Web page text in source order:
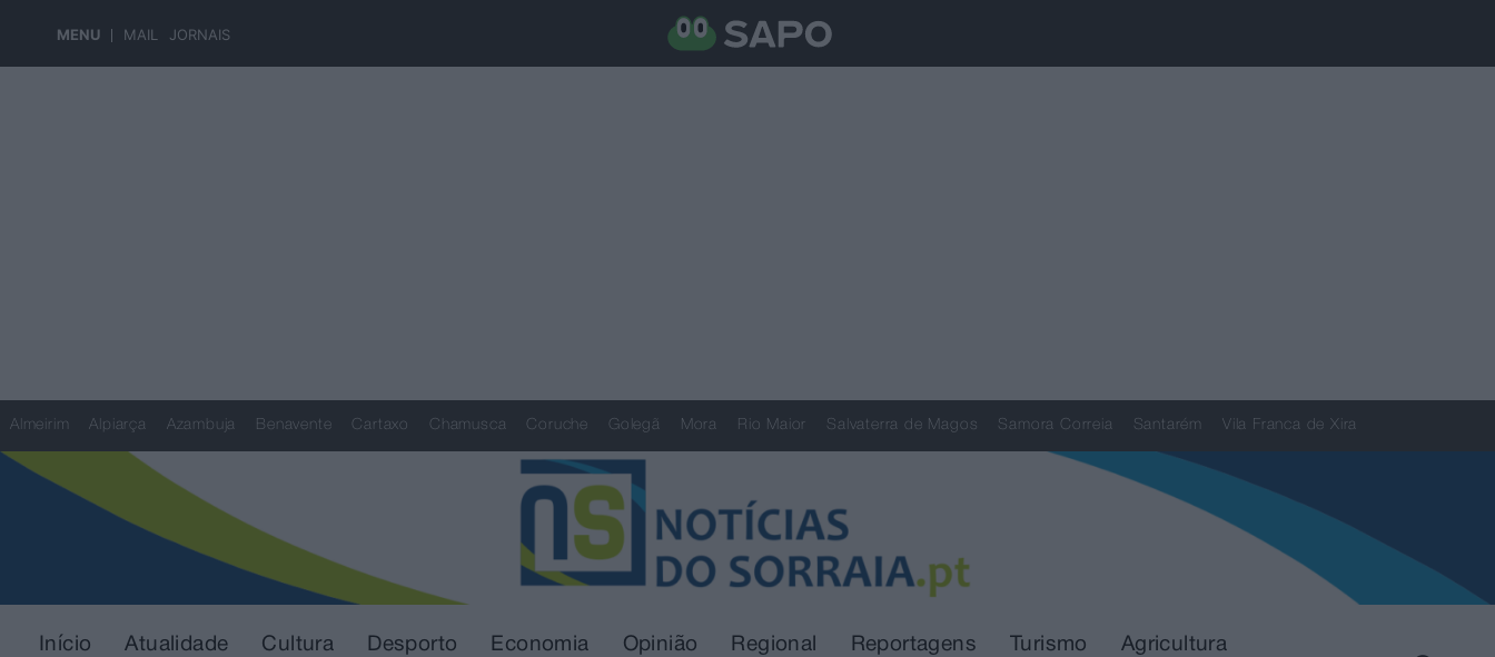
MENU MAIL JORNAIS
Almeirim Alpiarça Azambuja Benavente Cartaxo Chamusca Coruche Golegã Mora Rio Maior Salvaterra de Magos Samora Correia Santarém Vila Franca de Xira
Início Atualidade Cultura Desporto Economia Opinião Regional Reportagens Turismo Agricultura